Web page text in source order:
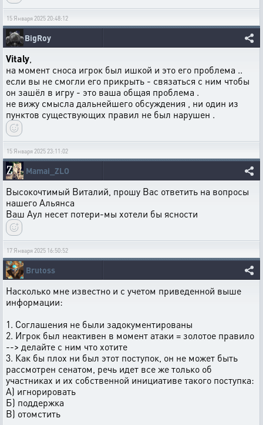
15 Января 2025 20:48:12
BigRoy
Vitaly
на момент сноса игрок был ишкой и это его проблема ..
если вы не смогли его прикрыть - связаться с ним чтобы
он зашёл в игру - это ваша общая проблема .
не вижу смысла дальнейшего обсуждения , ни один из
пунктов существующих правил не был нарушен .
15 Января 2025 23:11:02
Mamai_ZLO
Высокочтимый Виталий, прошу Вас ответить на вопросы
нашего Альянса
Ваш Аул несет потери-мы хотели бы ясности
17 Января 2025 16:50:52
Brutoss
Насколько мне известно и с учетом приведенной выше
информации:
1. Соглашения не были задокументированы
2. Игрок был неактивен в момент атаки = золотое правило
--> делайте с ним что хотите
3. Как бы плох ни был этот поступок, он не может быть
рассмотрен сенатом, речь идет все же только об
участниках и их собственной инициативе такого поступка:
А) игнорировать
Б) поддержка
В) отомстить